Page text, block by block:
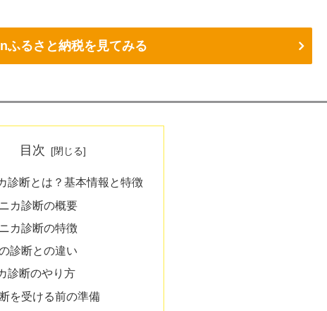
ふるさと納税を見てみる
目次
診断とは？基本情報と特徴
カ診断の概要
カ診断の特徴
診断との違い
診断のやり方
を受ける前の準備